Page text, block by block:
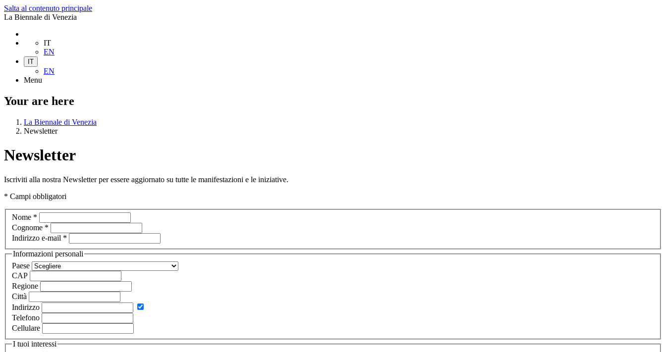
Salta al contenuto principale
La Biennale di Venezia
IT
EN
IT
EN
Menu
Your are here
La Biennale di Venezia
Newsletter
Newsletter
Iscriviti alla nostra Newsletter per essere aggiornato su tutte le manifestazioni e le iniziative.
* Campi obbligatori
Nome *
Cognome *
Indirizzo e-mail *
Informazioni personali
Paese
CAP
Regione
Città
Indirizzo
Telefono
Cellulare
I tuoi interessi